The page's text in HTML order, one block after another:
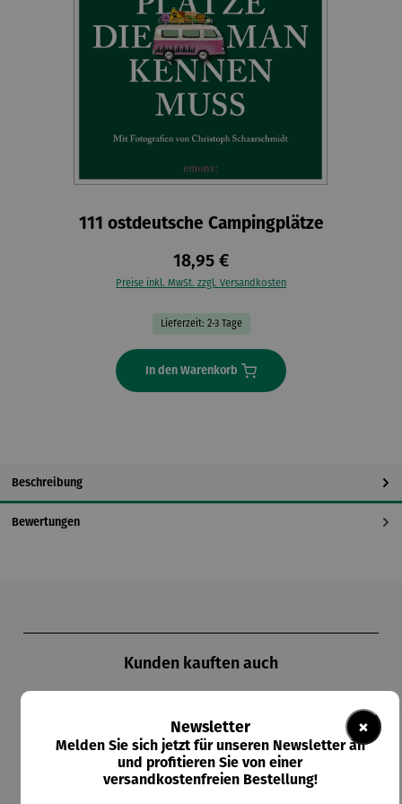
111 ostdeutsche Campingplätze
18,95 €
Preise inkl. MwSt. zzgl. Versandkosten
Lieferzeit: 2-3 Tage
In den Warenkorb
Beschreibung
Bewertungen
Kunden kauften auch
×
Newsletter
Melden Sie sich jetzt für unseren Newsletter an
und profitieren Sie von einer
versandkostenfreien Bestellung!